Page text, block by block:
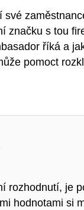
své
značku s tou
říká a
pomoct
rozhodnutí, je
hodnotami si